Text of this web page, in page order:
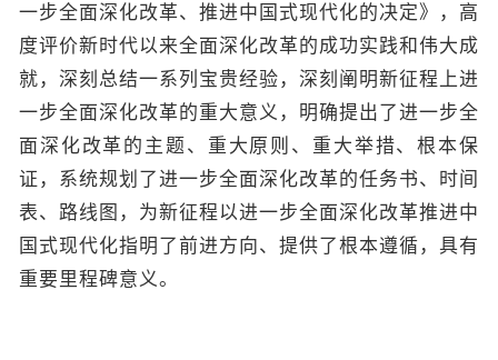
一步全面深化改革、推进中国式现代化的决定》，高
度评价新时代以来全面深化改革的成功实践和伟大成
就，深刻总结一系列宝贵经验，深刻阐明新征程上进
一步全面深化改革的重大意义，明确提出了进一步全
面深化改革的主题、重大原则、重大举措、根本保
证，系统规划了进一步全面深化改革的任务书、时间
表、路线图，为新征程以进一步全面深化改革推进中
国式现代化指明了前进方向、提供了根本遵循，具有
重要里程碑意义。